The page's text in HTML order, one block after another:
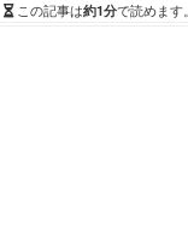
この記事は約1分で読めます。